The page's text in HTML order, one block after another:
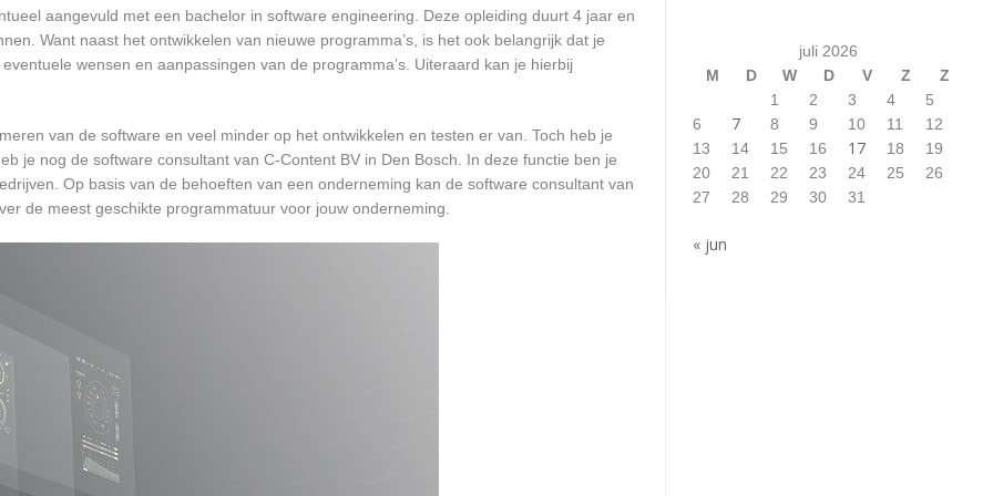
aangevuld met een bachelor in software engineering. Deze opleiding duurt 4 jaar en
Want naast het ontwikkelen van nieuwe programma’s, is het ook belangrijk dat je
wensen en aanpassingen van de programma’s. Uiteraard kan je hierbij
van de software en veel minder op het ontwikkelen en testen er van. Toch heb je
je nog de software consultant van C-Content BV in Den Bosch. In deze functie ben je
Op basis van de behoeften van een onderneming kan de software consultant van
de meest geschikte programmatuur voor jouw onderneming.
juli 2026
M
D W D V Z
Z
1
2 3 4
5
6
7 8 9 10 11
12
13
14 15 16 17 18
19
20
21 22 23 24 25
26
27
28 29 30 31
« jun